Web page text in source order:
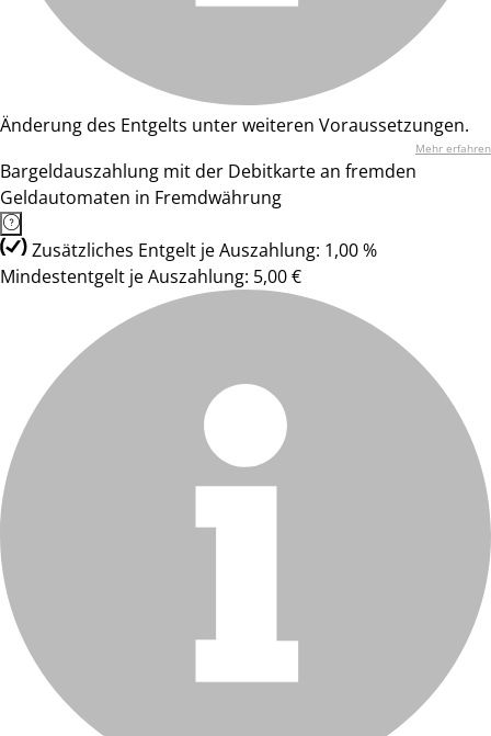
Änderung des Entgelts unter weiteren Voraussetzungen.
Mehr erfahren
Bargeldauszahlung mit der Debitkarte an fremden
Geldautomaten in Fremdwährung
Zusätzliches Entgelt je Auszahlung: 1,00 %
Mindestentgelt je Auszahlung: 5,00 €